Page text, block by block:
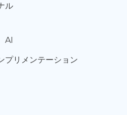
ル
AI
プリメンテーション